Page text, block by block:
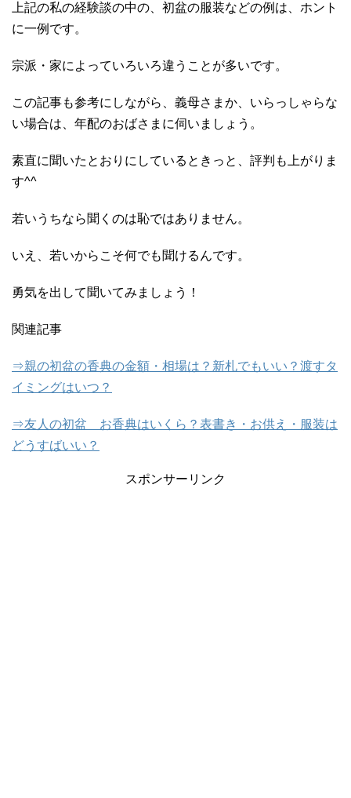
上記の私の経験談の中の、初盆の服装などの例は、ホント
に一例です。
宗派・家によっていろいろ違うことが多いです。
この記事も参考にしながら、義母さまか、いらっしゃらな
い場合は、年配のおばさまに伺いましょう。
素直に聞いたとおりにしているときっと、評判も上がりま
す^^
若いうちなら聞くのは恥ではありません。
いえ、若いからこそ何でも聞けるんです。
勇気を出して聞いてみましょう！
関連記事
⇒親の初盆の香典の金額・相場は？新札でもいい？渡すタ
イミングはいつ？
⇒友人の初盆 お香典はいくら？表書き・お供え・服装は
どうすばいい？
スポンサーリンク